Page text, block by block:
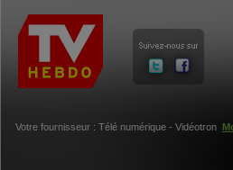
Votre fournisseur : Télé numérique - Vidéotron